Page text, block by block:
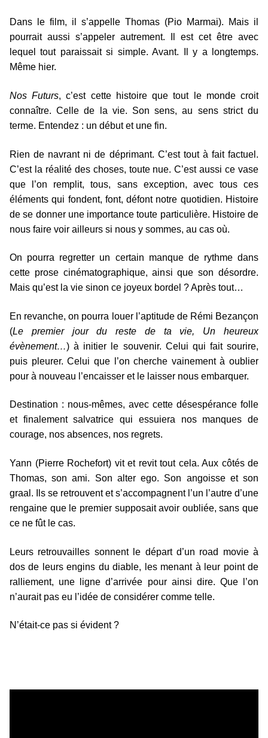
Dans le film, il s’appelle Thomas (Pio Marmai). Mais il
pourrait aussi s’appeler autrement. Il est cet être avec
lequel tout paraissait si simple. Avant. Il y a longtemps.
Même hier.
Nos Futurs, c’est cette histoire que tout le monde croit
connaître. Celle de la vie. Son sens, au sens strict du
terme. Entendez : un début et une fin.
Rien de navrant ni de déprimant. C’est tout à fait factuel.
C’est la réalité des choses, toute nue. C’est aussi ce vase
que l’on remplit, tous, sans exception, avec tous ces
éléments qui fondent, font, défont notre quotidien. Histoire
de se donner une importance toute particulière. Histoire de
nous faire voir ailleurs si nous y sommes, au cas où.
On pourra regretter un certain manque de rythme dans
cette prose cinématographique, ainsi que son désordre.
Mais qu’est la vie sinon ce joyeux bordel ? Après tout…
En revanche, on pourra louer l’aptitude de Rémi Bezançon
(Le premier jour du reste de ta vie, Un heureux
évènement…) à initier le souvenir. Celui qui fait sourire,
puis pleurer. Celui que l’on cherche vainement à oublier
pour à nouveau l’encaisser et le laisser nous embarquer.
Destination : nous-mêmes, avec cette désespérance folle
et finalement salvatrice qui essuiera nos manques de
courage, nos absences, nos regrets.
Yann (Pierre Rochefort) vit et revit tout cela. Aux côtés de
Thomas, son ami. Son alter ego. Son angoisse et son
graal. Ils se retrouvent et s’accompagnent l’un l’autre d’une
rengaine que le premier supposait avoir oubliée, sans que
ce ne fût le cas.
Leurs retrouvailles sonnent le départ d’un road movie à
dos de leurs engins du diable, les menant à leur point de
ralliement, une ligne d’arrivée pour ainsi dire. Que l’on
n’aurait pas eu l’idée de considérer comme telle.
N’était-ce pas si évident ?